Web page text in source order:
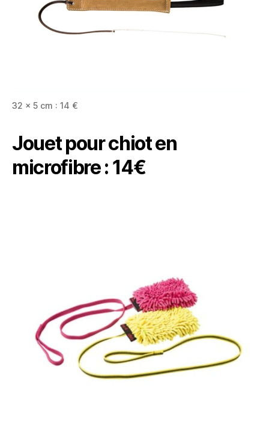
32 x 5 cm : 14 €
Jouet pour chiot en
microfibre : 14€